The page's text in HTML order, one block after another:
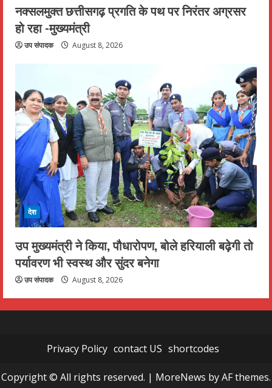
नक्सलमुक्त छत्तीसगढ़ प्रगति के पथ पर निरंतर अग्रसर
हो रहा -मुख्यमंत्री
उप संपादक August 8, 2026
देश
उप मुख्यमंत्री ने किया, पौधारोपण, बोले हरियाली बढ़ेगी तो
पर्यावरण भी स्वस्थ और सुंदर बनेगा
उप संपादक August 8, 2026
Privacy Policy contact US shortcodes
Copyright © All rights reserved. | MoreNews by AF themes.